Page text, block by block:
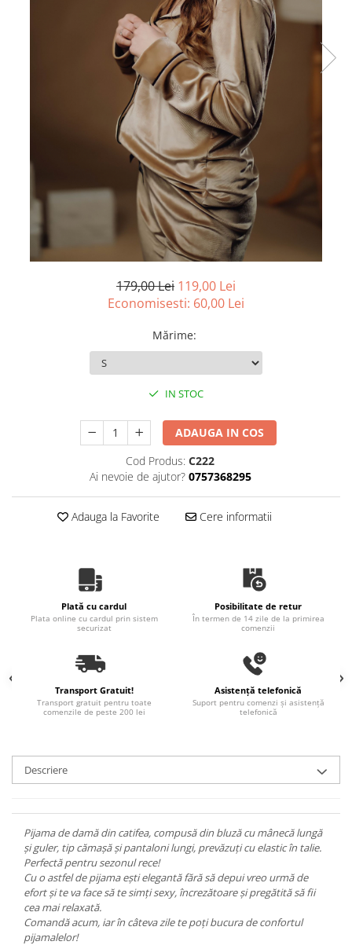
179,00 Lei 119,00 Lei
Economisesti: 60,00 Lei
Mărime:
IN STOC
ADAUGA IN COS
Cod Produs: C222
Ai nevoie de ajutor? 0757368295
Adauga la Favorite Cere informatii
Plată cu cardul
Plata online cu cardul prin sistem
securizat
Posibilitate de retur
În termen de 14 zile de la primirea
comenzii
Transport Gratuit!
Transport gratuit pentru toate
comenzile de peste 200 lei
Asistență telefonică
Suport pentru comenzi și asistență
telefonică
Descriere
Pijama de damă din catifea, compusă din bluză cu mânecă lungă
și guler, tip cămașă și pantaloni lungi, prevăzuți cu elastic în talie.
Perfectă pentru sezonul rece!
Cu o astfel de pijama ești elegantă fără să depui vreo urmă de
efort și te va face să te simți sexy, încrezătoare și pregătită să fii
cea mai relaxată.
Comandă acum, iar în câteva zile te poți bucura de confortul
pijamalelor!